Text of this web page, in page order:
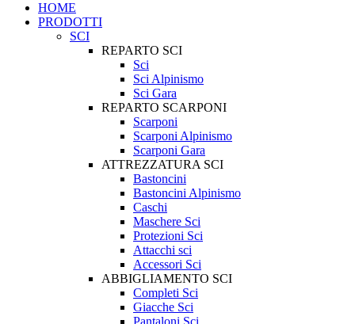
HOME
PRODOTTI
SCI
REPARTO SCI
Sci
Sci Alpinismo
Sci Gara
REPARTO SCARPONI
Scarponi
Scarponi Alpinismo
Scarponi Gara
ATTREZZATURA SCI
Bastoncini
Bastoncini Alpinismo
Caschi
Maschere Sci
Protezioni Sci
Attacchi sci
Accessori Sci
ABBIGLIAMENTO SCI
Completi Sci
Giacche Sci